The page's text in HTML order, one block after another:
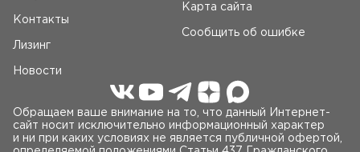
Контакты
Лизинг
Новости
Карта сайта
Сообщить об ошибке
Обращаем ваше внимание на то, что данный Интернет-
сайт носит исключительно информационный характер
и ни при каких условиях не является публичной офертой,